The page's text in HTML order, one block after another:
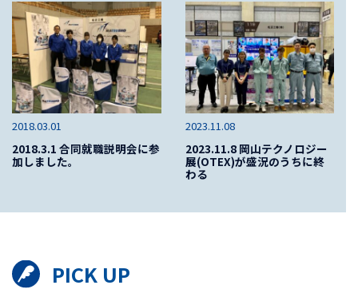
2018.03.01
2018.3.1 合同就職説明会に参
加しました。
2023.11.08
2023.11.8 岡山テクノロジー
展(OTEX)が盛況のうちに終
わる
PICK UP